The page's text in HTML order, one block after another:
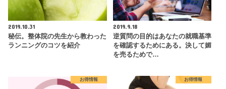
2019.10.31
秘伝。整体院の先生から教わった
ランニングのコツを紹介
2019.9.18
逆質問の目的はあなたの就職基準
を確認するためにある。決して媚
を売るためで…
お得情報 お得情報